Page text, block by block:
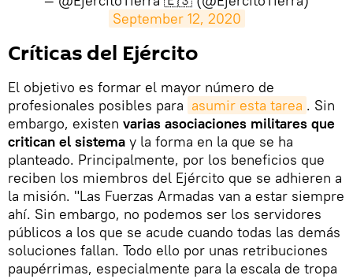
September 12, 2020
Críticas del Ejército
El objetivo es formar el mayor número de
profesionales posibles para asumir esta tarea . Sin
embargo, existen varias asociaciones militares que
critican el sistema y la forma en la que se ha
planteado. Principalmente, por los beneficios que
reciben los miembros del Ejército que se adhieren a
la misión. "Las Fuerzas Armadas van a estar siempre
ahí. Sin embargo, no podemos ser los servidores
públicos a los que se acude cuando todas las demás
soluciones fallan. Todo ello por unas retribuciones
paupérrimas, especialmente para la escala de tropa